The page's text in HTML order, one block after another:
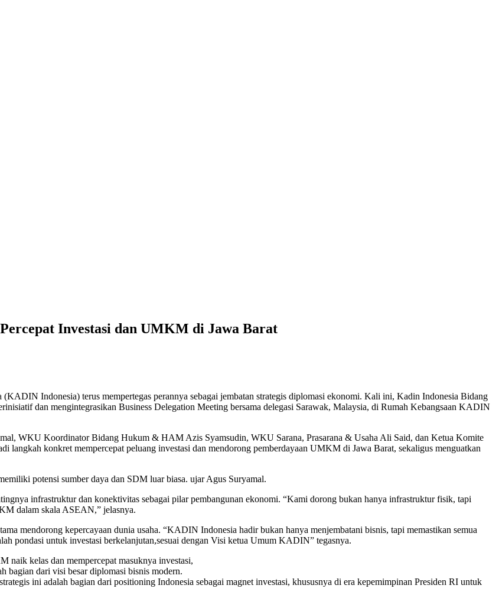
Investasi dan UMKM di Jawa Barat
Indonesia) terus mempertegas perannya sebagai jembatan strategis diplomasi ekonomi. Kali ini, Kadin Indonesia Bidang
dan mengintegrasikan Business Delegation Meeting bersama delegasi Sarawak, Malaysia, di Rumah Kebangsaan KADIN
WKU Koordinator Bidang Hukum & HAM Azis Syamsudin, WKU Sarana, Prasarana & Usaha Ali Said, dan Ketua Komite
langkah konkret mempercepat peluang investasi dan mendorong pemberdayaan UMKM di Jawa Barat, sekaligus menguatkan
potensi sumber daya dan SDM luar biasa. ujar Agus Suryamal.
infrastruktur dan konektivitas sebagai pilar pembangunan ekonomi. “Kami dorong bukan hanya infrastruktur fisik, tapi
dalam skala ASEAN,” jelasnya.
mendorong kepercayaan dunia usaha. “KADIN Indonesia hadir bukan hanya menjembatani bisnis, tapi memastikan semua
pondasi untuk investasi berkelanjutan,sesuai dengan Visi ketua Umum KADIN” tegasnya.
naik kelas dan mempercepat masuknya investasi,
bagian dari visi besar diplomasi bisnis modern.
ini adalah bagian dari positioning Indonesia sebagai magnet investasi, khususnya di era kepemimpinan Presiden RI untuk